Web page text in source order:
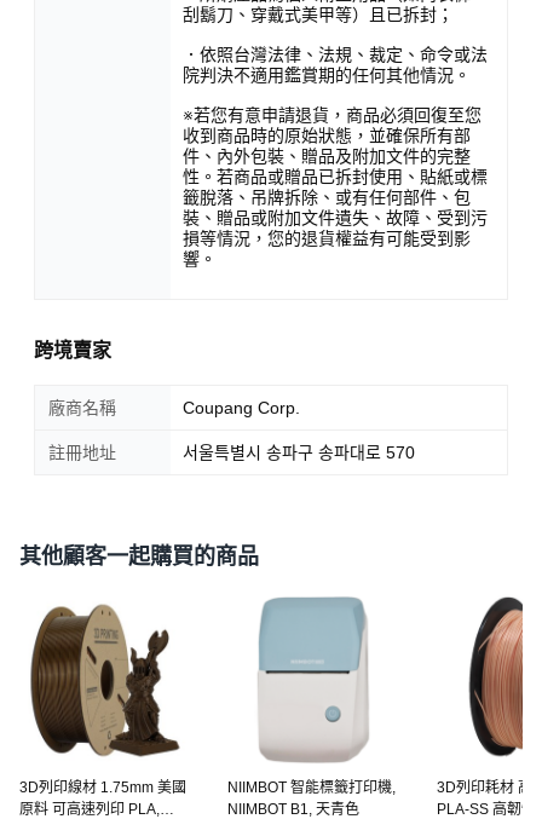
刮鬍刀、穿戴式美甲等）且已拆封；
．依照台灣法律、法規、裁定、命令或法
院判決不適用鑑賞期的任何其他情況。
※若您有意申請退貨，商品必須回復至您
收到商品時的原始狀態，並確保所有部
件、內外包裝、贈品及附加文件的完整
性。若商品或贈品已拆封使用、貼紙或標
籤脫落、吊牌拆除、或有任何部件、包
裝、贈品或附加文件遺失、故障、受到污
損等情況，您的退貨權益有可能受到影
響。
跨境賣家
廠商名稱 Coupang Corp.
註冊地址 서울특별시 송파구 송파대로 570
其他顧客一起購買的商品
3D列印線材 1.75mm 美國
原料 可高速列印 PLA,
NIIMBOT 智能標籤打印機,
NIIMBOT B1, 天青色
3D列印耗材 高
PLA-SS 高韌性